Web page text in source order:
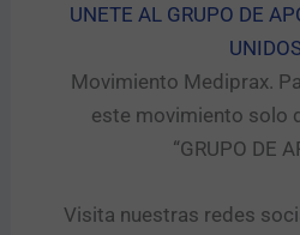
UNETE AL GRUPO DE
Movimiento Mediprax.
este movimiento solo
“GRUPO DE
Visita nuestras redes